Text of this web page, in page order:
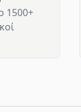
1500+